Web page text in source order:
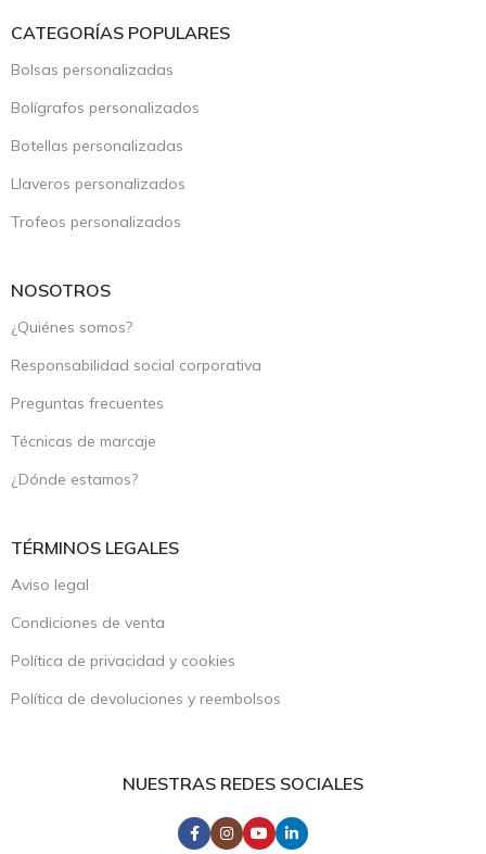
CATEGORÍAS POPULARES
Bolsas personalizadas
Bolígrafos personalizados
Botellas personalizadas
Llaveros personalizados
Trofeos personalizados
NOSOTROS
¿Quiénes somos?
Responsabilidad social corporativa
Preguntas frecuentes
Técnicas de marcaje
¿Dónde estamos?
TÉRMINOS LEGALES
Aviso legal
Condiciones de venta
Política de privacidad y cookies
Política de devoluciones y reembolsos
NUESTRAS REDES SOCIALES